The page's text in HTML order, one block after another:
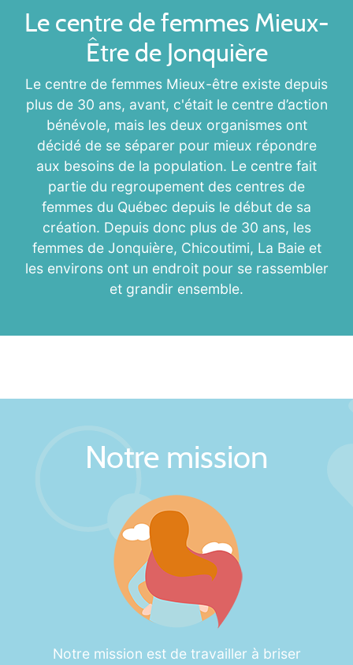
Le centre de femmes Mieux-
Être de Jonquière
Le centre de femmes Mieux-être existe depuis
plus de 30 ans, avant, c'était le centre d’action
bénévole, mais les deux organismes ont
décidé de se séparer pour mieux répondre
aux besoins de la population. Le centre fait
partie du regroupement des centres de
femmes du Québec depuis le début de sa
création. Depuis donc plus de 30 ans, les
femmes de Jonquière, Chicoutimi, La Baie et
les environs ont un endroit pour se rassembler
et grandir ensemble.
Notre mission
Notre mission est de travailler à briser